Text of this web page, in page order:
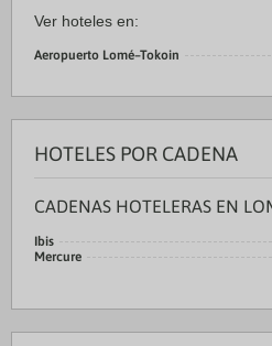
Ver hoteles en:
Aeropuerto Lomé–Tokoin
HOTELES POR CADENA
CADENAS HOTELERAS EN
Ibis
Mercure